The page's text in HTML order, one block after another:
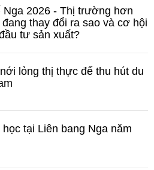
Nga 2026 - Thị trường hơn
thay đổi ra sao và cơ hội
tư sản xuất?
lỏng thị thực để thu hút du
tại Liên bang Nga năm